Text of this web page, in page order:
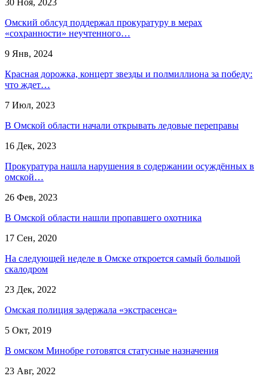
Омский облсуд поддержал прокуратуру в мерах
«сохранности» неучтенного…
9 Янв, 2024
Красная дорожка, концерт звезды и полмиллиона за победу:
что ждет…
7 Июл, 2023
В Омской области начали открывать ледовые переправы
16 Дек, 2023
Прокуратура нашла нарушения в содержании осуждённых в
омской…
26 Фев, 2023
В Омской области нашли пропавшего охотника
17 Сен, 2020
На следующей неделе в Омске откроется самый большой
скалодром
23 Дек, 2022
Омская полиция задержала «экстрасенса»
5 Окт, 2019
В омском Минобре готовятся статусные назначения
23 Авг, 2022